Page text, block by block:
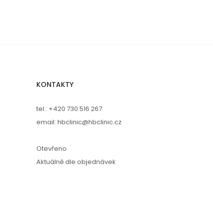
KONTAKTY
tel.: +420 730 516 267
email: hbclinic@hbclinic.cz
Otevřeno
Aktuálně dle objednávek